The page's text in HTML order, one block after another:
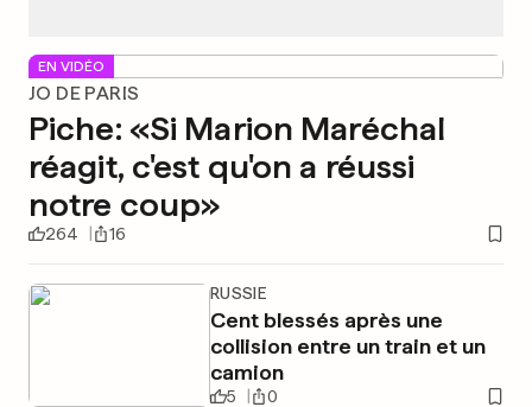
EN VIDÉO
JO DE PARIS
Piche: «Si Marion Maréchal
réagit, c'est qu'on a réussi
notre coup»
264 16
RUSSIE
Cent blessés après une
collision entre un train et un
camion
5 0